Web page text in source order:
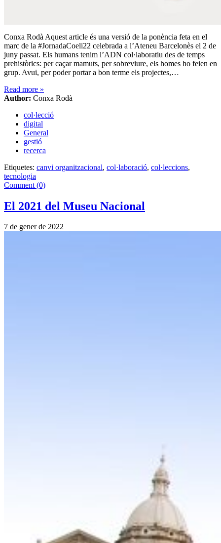
Conxa Rodà Aquest article és una versió de la ponència feta en el
marc de la #JornadaCoeli22 celebrada a l’Ateneu Barcelonès el 2 de
juny passat. Els humans tenim l’ADN col·laboratiu des de temps
prehistòrics: per caçar mamuts, per sobreviure, els homes ho feien en
grup. Avui, per poder portar a bon terme els projectes,…
Read more »
Author: Conxa Rodà
col·lecció
digital
General
gestió
recerca
Etiquetes: canvi organitzacional, col·laboració, col·leccions,
tecnologia
Comment (0)
El 2021 del Museu Nacional
7 de gener de 2022